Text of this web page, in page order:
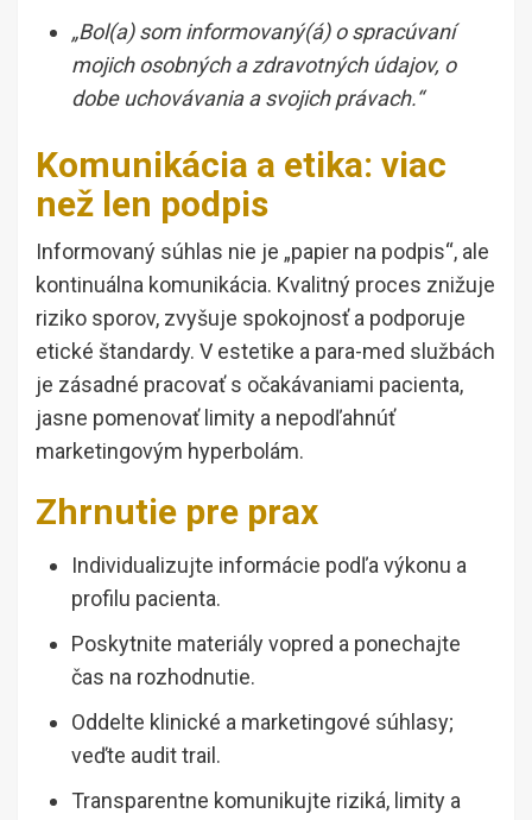
„Bol(a) som informovaný(á) o spracúvaní
mojich osobných a zdravotných údajov, o
dobe uchovávania a svojich právach.“
Komunikácia a etika: viac
než len podpis
Informovaný súhlas nie je „papier na podpis“, ale
kontinuálna komunikácia. Kvalitný proces znižuje
riziko sporov, zvyšuje spokojnosť a podporuje
etické štandardy. V estetike a para-med službách
je zásadné pracovať s očakávaniami pacienta,
jasne pomenovať limity a nepodľahnúť
marketingovým hyperbolám.
Zhrnutie pre prax
Individualizujte informácie podľa výkonu a
profilu pacienta.
Poskytnite materiály vopred a ponechajte
čas na rozhodnutie.
Oddelte klinické a marketingové súhlasy;
veďte audit trail.
Transparentne komunikujte riziká, limity a